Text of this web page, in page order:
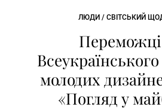
ЛЮДИ / СВІТСЬКИЙ
молодих
«Погляд у